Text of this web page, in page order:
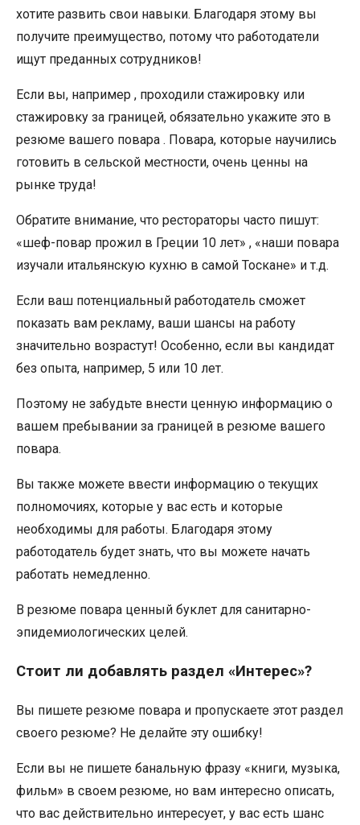
хотите развить свои навыки. Благодаря этому вы
получите преимущество, потому что работодатели
ищут преданных сотрудников!
Если вы, например , проходили стажировку или
стажировку за границей, обязательно укажите это в
резюме вашего повара . Повара, которые научились
готовить в сельской местности, очень ценны на
рынке труда!
Обратите внимание, что рестораторы часто пишут:
«шеф-повар прожил в Греции 10 лет» , «наши повара
изучали итальянскую кухню в самой Тоскане» и т.д.
Если ваш потенциальный работодатель сможет
показать вам рекламу, ваши шансы на работу
значительно возрастут! Особенно, если вы кандидат
без опыта, например, 5 или 10 лет.
Поэтому не забудьте внести ценную информацию о
вашем пребывании за границей в резюме вашего
повара.
Вы также можете ввести информацию о текущих
полномочиях, которые у вас есть и которые
необходимы для работы. Благодаря этому
работодатель будет знать, что вы можете начать
работать немедленно.
В резюме повара ценный буклет для санитарно-
эпидемиологических целей.
Стоит ли добавлять раздел «Интерес»?
Вы пишете резюме повара и пропускаете этот раздел
своего резюме? Не делайте эту ошибку!
Если вы не пишете банальную фразу «книги, музыка,
фильм» в своем резюме, но вам интересно описать,
что вас действительно интересует, у вас есть шанс